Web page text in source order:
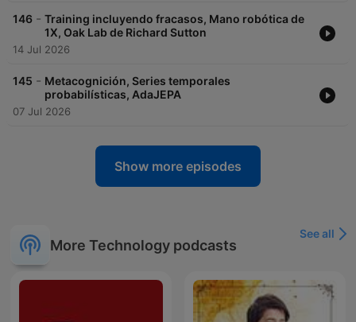
146 - Training incluyendo fracasos, Mano robótica de
1X, Oak Lab de Richard Sutton
14 Jul 2026
145 - Metacognición, Series temporales
probabilísticas, AdaJEPA
07 Jul 2026
Show more episodes
More Technology podcasts
See all